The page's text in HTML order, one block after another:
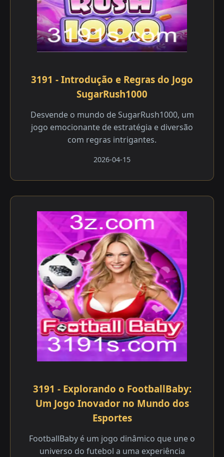
3191 - Introdução e Regras do Jogo
SugarRush1000
Desvende o mundo de SugarRush1000, um
jogo emocionante de estratégia e diversão
com regras intrigantes.
2026-04-15
3191 - Explorando o FootballBaby:
Um Jogo Inovador no Mundo dos
Esportes
FootballBaby é um jogo dinâmico que une o
universo do futebol a uma experiência